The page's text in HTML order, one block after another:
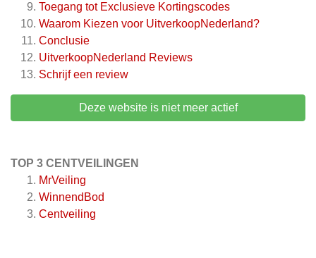
Toegang tot Exclusieve Kortingscodes
Waarom Kiezen voor UitverkoopNederland?
Conclusie
UitverkoopNederland Reviews
Schrijf een review
Deze website is niet meer actief
TOP 3 CENTVEILINGEN
MrVeiling
WinnendBod
Centveiling